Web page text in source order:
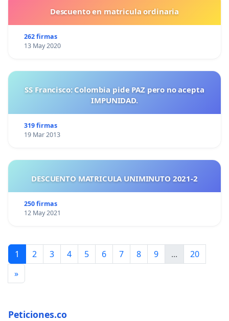
Descuento en matricula ordinaria
262 firmas
13 May 2020
SS Francisco: Colombia pide PAZ pero no acepta
IMPUNIDAD.
319 firmas
19 Mar 2013
DESCUENTO MATRICULA UNIMINUTO 2021-2
250 firmas
12 May 2021
1 2 3 4 5 6 7 8 9 ...
20
»
Peticiones.co